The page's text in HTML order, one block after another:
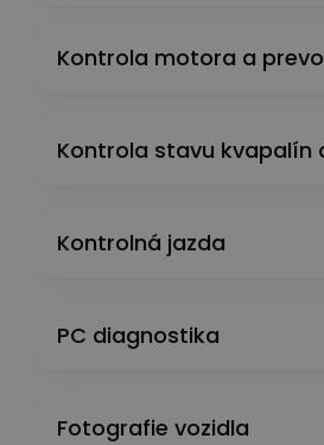
Kontrola motora a
Kontrola stavu kvapalín
Kontrolná jazda
PC diagnostika
Fotografie vozidla